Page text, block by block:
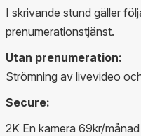
I skrivande stund gäller
prenumerationstjänst.
Utan prenumeration:
Strömning av livevideo
Secure:
2K En kamera 69kr/månad